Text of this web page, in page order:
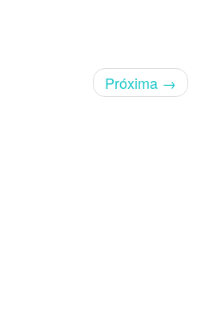
Próxima →